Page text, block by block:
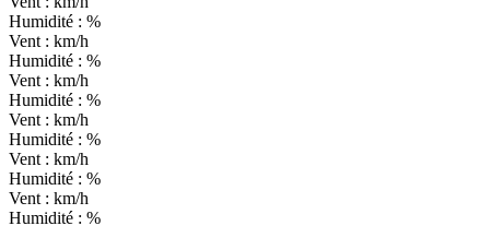
Humidité : %
Vent : km/h
Humidité : %
Vent : km/h
Humidité : %
Vent : km/h
Humidité : %
Vent : km/h
Humidité : %
Vent : km/h
Humidité : %